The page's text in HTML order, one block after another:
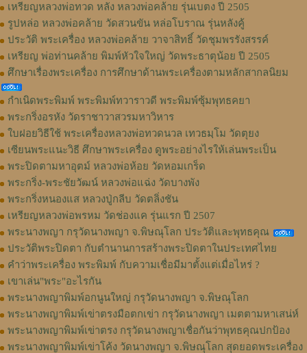
เหรียญหลวงพ่อทวด หลัง หลวงพ่อคล้าย รุ่นเบตง ปี 2505
รูปหล่อ หลวงพ่อคล้าย วัดสวนขัน หล่อโบราณ รุ่นหลังคู้
ประวัติ พระเครื่อง หลวงพ่อคล้าย วาจาสิทธิ์ วัดชุมพรรังสรรค์
เหรียญ พ่อท่านคล้าย พิมพ์หัวใจใหญ่ วัดพระธาตุน้อย ปี 2505
ศึกษาเรื่องพระเครื่อง การศึกษาด้านพระเครื่องตามหลักสากลนิยม
กำเนิดพระพิมพ์ พระพิมพ์ทวาราวดี พระพิมพ์ซุ้มพุทธคยา
พระกริ่งอรหัง วัดราชาวาสวรมหาวิหาร
ใบฝอยวิธีใช้ พระเครื่องหลวงพ่อทวดนวล เทวธมฺโม วัดตุยง
เซียนพระแนะวิธี ศึกษาพระเครื่อง ดูพระอย่างไรให้เล่นพระเป็น
พระปิดตามหาอุตม์ หลวงพ่อห้อย วัดหอมเกร็ด
พระกริ่ง-พระชัยวัฒน์ หลวงพ่อแฉ่ง วัดบางพัง
พระกริ่งหนองแส หลวงปู่กลีบ วัดตลิ่งชัน
เหรียญหลวงพ่อพรหม วัดช่องแค รุ่นแรก ปี 2507
พระนางพญา กรุวัดนางพญา จ.พิษณุโลก ประวัติและพุทธคุณ
ประวัติพระปิดตา กับตำนานการสร้างพระปิดตาในประเทศไทย
คำว่าพระเครื่อง พระพิมพ์ กับความเชื่อมีมาตั้งแต่เมื่อไหร่ ?
เขาเล่น"พระ"อะไรกัน
พระนางพญาพิมพ์อกนูนใหญ่ กรุวัดนางพญา จ.พิษณุโลก
พระนางพญาพิมพ์เข่าตรงมือตกเข่า กรุวัดนางพญา เมตตามหาเสน่ห์
พระนางพญาพิมพ์เข่าตรง กรุวัดนางพญาเชื่อกันว่าพุทธคุณปกป้อง
พระนางพญาพิมพ์เข่าโค้ง วัดนางพญา จ.พิษณุโลก สุดยอดพระเครื่อง